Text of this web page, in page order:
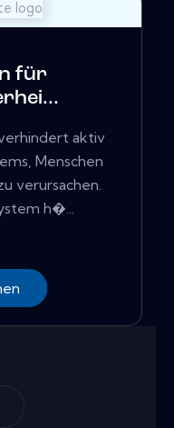
für
aktiv
Menschen
verursachen.
h�...